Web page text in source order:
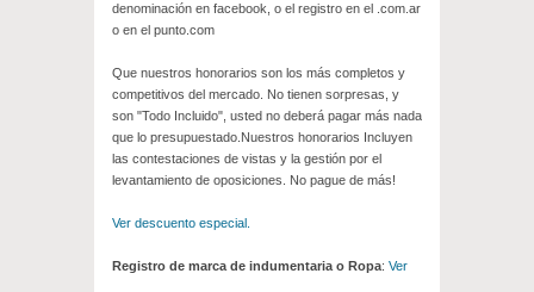
denominación en facebook, o el registro en el .com.ar
o en el punto.com
Que nuestros honorarios son los más completos y
competitivos del mercado. No tienen sorpresas, y
son "Todo Incluido", usted no deberá pagar más nada
que lo presupuestado.Nuestros honorarios Incluyen
las contestaciones de vistas y la gestión por el
levantamiento de oposiciones. No pague de más!
Ver descuento especial.
Registro de marca de indumentaria o Ropa: Ver